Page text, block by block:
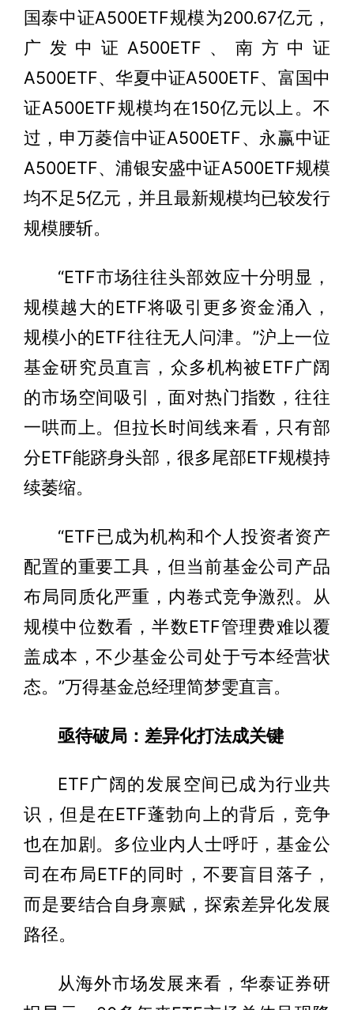
国泰中证A500ETF规模为200.67亿元，
广发中证A500ETF、南方中证
A500ETF、华夏中证A500ETF、富国中
证A500ETF规模均在150亿元以上。不
过，申万菱信中证A500ETF、永赢中证
A500ETF、浦银安盛中证A500ETF规模
均不足5亿元，并且最新规模均已较发行
规模腰斩。
“ETF市场往往头部效应十分明显，
规模越大的ETF将吸引更多资金涌入，
规模小的ETF往往无人问津。”沪上一位
基金研究员直言，众多机构被ETF广阔
的市场空间吸引，面对热门指数，往往
一哄而上。但拉长时间线来看，只有部
分ETF能跻身头部，很多尾部ETF规模持
续萎缩。
“ETF已成为机构和个人投资者资产
配置的重要工具，但当前基金公司产品
布局同质化严重，内卷式竞争激烈。从
规模中位数看，半数ETF管理费难以覆
盖成本，不少基金公司处于亏本经营状
态。”万得基金总经理简梦雯直言。
亟待破局：差异化打法成关键
ETF广阔的发展空间已成为行业共
识，但是在ETF蓬勃向上的背后，竞争
也在加剧。多位业内人士呼吁，基金公
司在布局ETF的同时，不要盲目落子，
而是要结合自身禀赋，探索差异化发展
路径。
从海外市场发展来看，华泰证券研